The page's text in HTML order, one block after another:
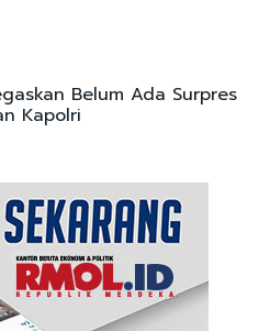
Belum Ada Surpres
Kapolri